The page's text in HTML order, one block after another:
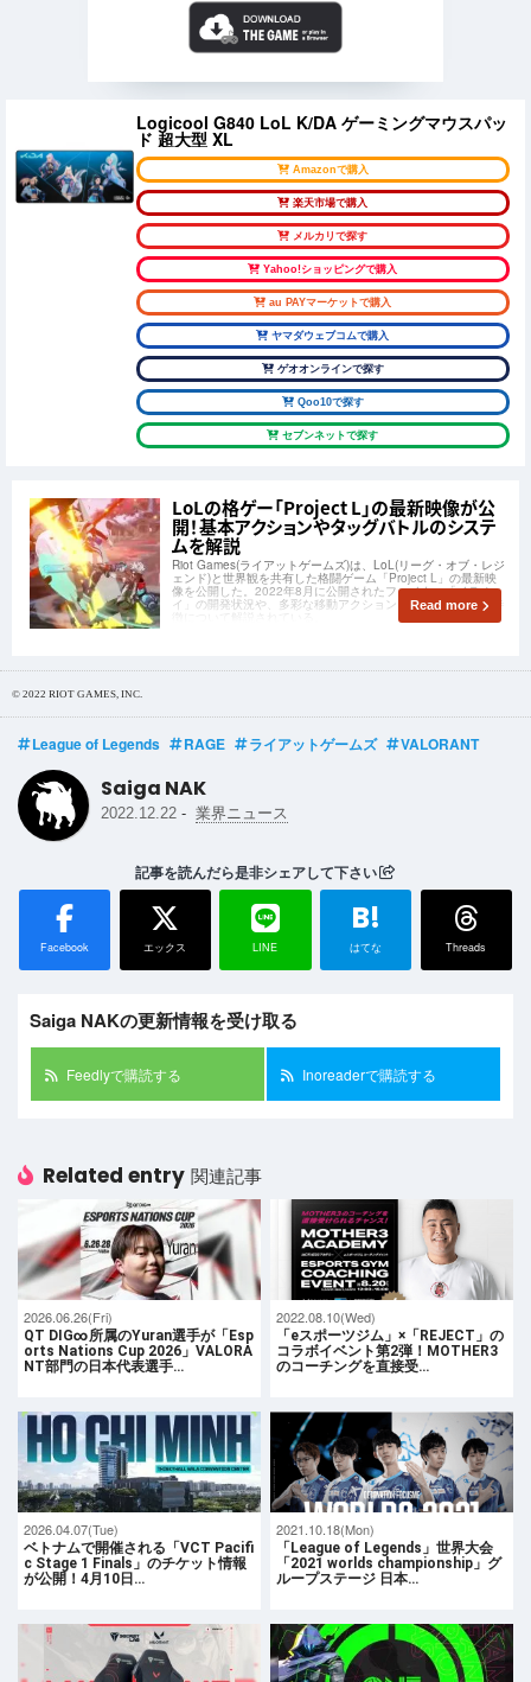
Logicool G840 LoL K/DA ゲーミングマウスパッ
ド 超大型 XL
Amazonで購入
楽天市場で購入
メルカリで探す
Yahoo!ショッピングで購入
au PAYマーケットで購入
ヤマダウェブコムで購入
ゲオオンラインで探す
Qoo10で探す
セブンネットで探す
LoLの格ゲー「Project L」の最新映像が公
開！基本アクションやタッグバトルのシステ
ムを解説
Riot Games(ライアットゲームズ)は、LoL(リーグ・オブ・レジ
ェンド)と世界観を共有した格闘ゲーム「Project L」の最新映
像を公開した。2022年8月に公開されたファイター「イラオ
イ」の開発状況や、多彩な移動アクション、タッグバトルの特
Read more
© 2022 RIOT GAMES, INC.
League of Legends RAGE ライアットゲームズ VALORANT
Saiga NAK
2022.12.22 - 業界ニュース
記事を読んだら是非シェアして下さい
Facebook エックス LINE
B!
はてな Threads
Saiga NAKの更新情報を受け取る
Feedlyで購読する Inoreaderで購読する
Related entry 関連記事
2026.06.26(Fri)
QT DIG∞所属のYuran選手が「Esp
orts Nations Cup 2026」VALORA
NT部門の日本代表選手…
2022.08.10(Wed)
「eスポーツジム」×「REJECT」の
コラボイベント第2弾！MOTHER3
のコーチングを直接受…
2026.04.07(Tue)
ベトナムで開催される「VCT Pacifi
c Stage 1 Finals」のチケット情報
が公開！4月10日…
2021.10.18(Mon)
「League of Legends」世界大会
「2021 worlds championship」グ
ループステージ 日本…